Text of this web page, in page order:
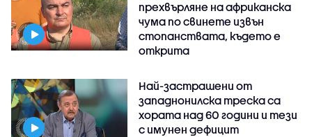
прехвърляне на африканска
чума по свинете извън
стопанствата, където е
открита
Най-застрашени от
западнонилска треска са
хората над 60 години и тези
с имунен дефицит